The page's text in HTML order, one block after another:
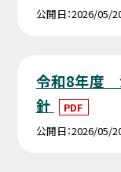
公開日 2026/05/
令和8年度
針
PDF
公開日 2026/05/